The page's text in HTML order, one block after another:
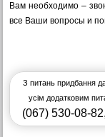
Вам необходимо –
все Ваши вопросы и
З питань придбання
усім додатковим
(067) 530-08-82,